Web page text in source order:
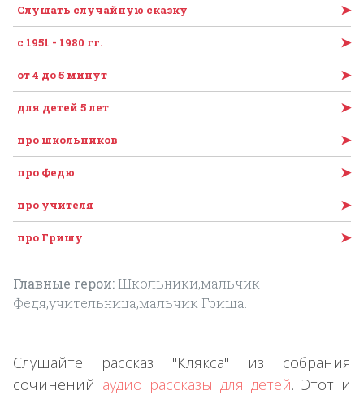
Слушать случайную сказку ➤
с 1951 - 1980 гг. ➤
от 4 до 5 минут ➤
для детей 5 лет ➤
про школьников ➤
про Федю ➤
про учителя ➤
про Гришу ➤
Главные герои: Школьники,мальчик
Федя,учительница,мальчик Гриша.
Слушайте рассказ "Клякса" из собрания
сочинений аудио рассказы для детей. Этот и